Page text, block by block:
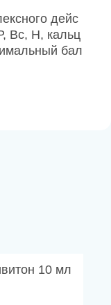
дейс
Вс, Н, кальц
бал